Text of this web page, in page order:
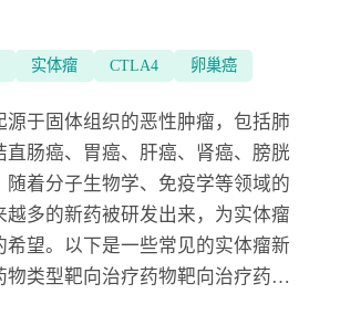
实体瘤 CTLA4 卵巢癌
源于固体组织的恶性肿瘤，包括肺
直肠癌、胃癌、肝癌、肾癌、膀胱
随着分子生物学、免疫学等领域的
越多的新药被研发出来，为实体瘤
希望。以下是一些常见的实体瘤新
物类型靶向治疗药物靶向治疗药物